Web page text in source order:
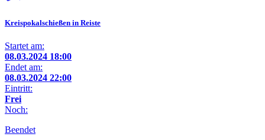
Kreispokalschießen in Reiste
Startet am:
08.03.2024 18:00
Endet am:
08.03.2024 22:00
Eintritt:
Frei
Noch:
Beendet